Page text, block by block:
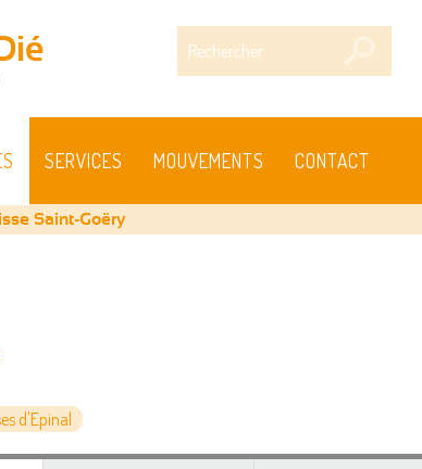
SERVICES MOUVEMENTS CONTACT
Saint-Goëry
d'Epinal